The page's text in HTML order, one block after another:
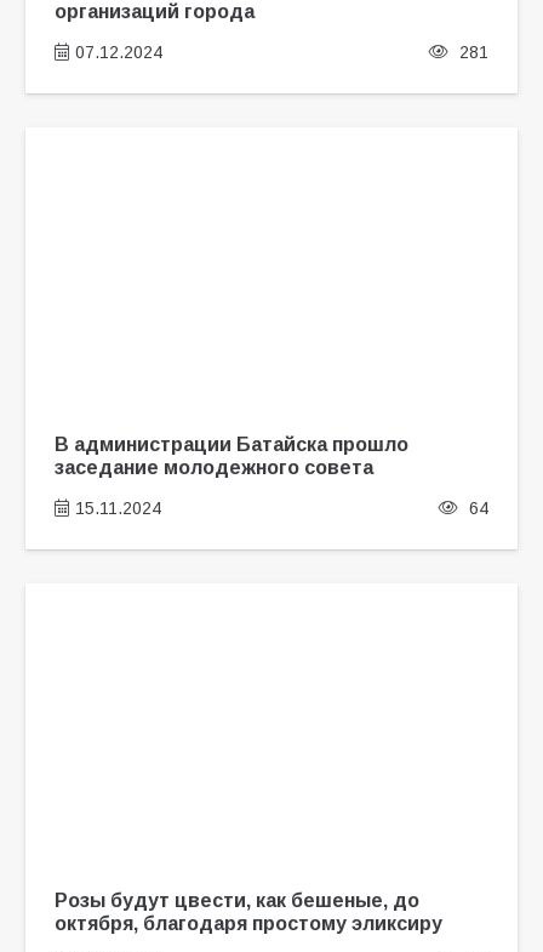
организаций города
07.12.2024 281
В администрации Батайска прошло
заседание молодежного совета
15.11.2024 64
Розы будут цвести, как бешеные, до
октября, благодаря простому эликсиру